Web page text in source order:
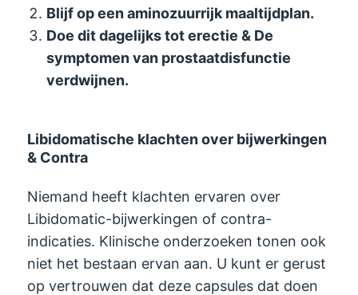
Blijf op een aminozuurrijk maaltijdplan.
Doe dit dagelijks tot erectie & De
symptomen van prostaatdisfunctie
verdwijnen.
Libidomatische klachten over bijwerkingen
& Contra
Niemand heeft klachten ervaren over
Libidomatic-bijwerkingen of contra-
indicaties. Klinische onderzoeken tonen ook
niet het bestaan ​​​​ervan aan. U kunt er gerust
op vertrouwen dat deze capsules dat doen